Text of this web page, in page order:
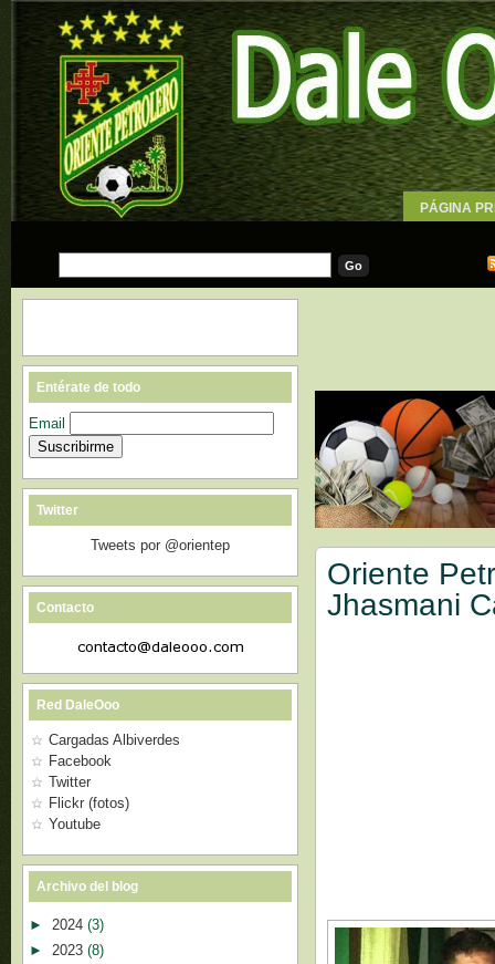
PÁGINA
Oriente
Jhasmani
Entérate de todo
Email
Twitter
Tweets por @orientep
Contacto
Red DaleOoo
Cargadas Albiverdes
Facebook
Twitter
Flickr (fotos)
Youtube
Archivo del blog
► 2024 (3)
► 2023 (8)